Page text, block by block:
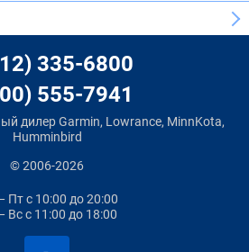
335-6800
555-7941
дилер Garmin, Lowrance, MinnKota,
Humminbird
© 2006-2026
Птс 10:00 до 20:00
Всс 11:00 до 18:00